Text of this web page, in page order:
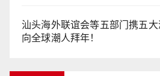
汕头海外联谊会等五部门携五
向全球潮人拜年！